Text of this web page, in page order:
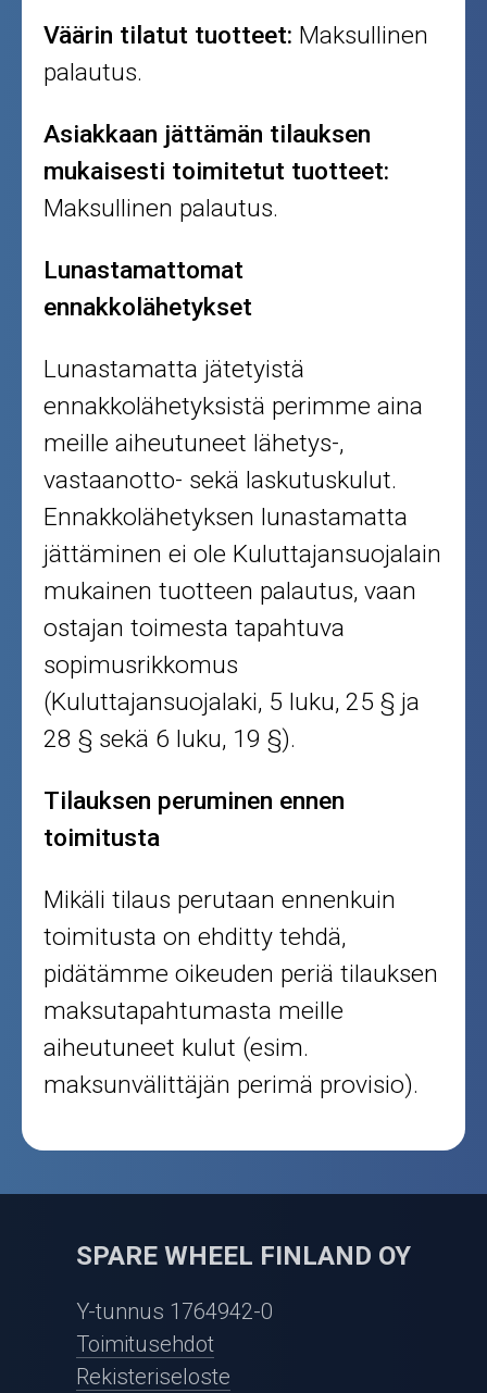
Väärin tilatut tuotteet: Maksullinen
palautus.
Asiakkaan jättämän tilauksen
mukaisesti toimitetut tuotteet:
Maksullinen palautus.
Lunastamattomat
ennakkolähetykset
Lunastamatta jätetyistä
ennakkolähetyksistä perimme aina
meille aiheutuneet lähetys-,
vastaanotto- sekä laskutuskulut.
Ennakkolähetyksen lunastamatta
jättäminen ei ole Kuluttajansuojalain
mukainen tuotteen palautus, vaan
ostajan toimesta tapahtuva
sopimusrikkomus
(Kuluttajansuojalaki, 5 luku, 25 § ja
28 § sekä 6 luku, 19 §).
Tilauksen peruminen ennen
toimitusta
Mikäli tilaus perutaan ennenkuin
toimitusta on ehditty tehdä,
pidätämme oikeuden periä tilauksen
maksutapahtumasta meille
aiheutuneet kulut (esim.
maksunvälittäjän perimä provisio).
SPARE WHEEL FINLAND OY
Y-tunnus 1764942-0
Toimitusehdot
Rekisteriseloste